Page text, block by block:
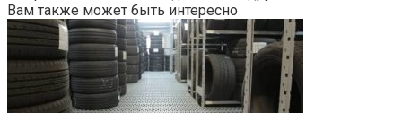
Вам также может быть интересно